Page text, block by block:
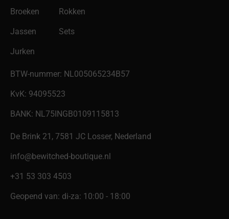
Broeken
Jassen
Jurken
Rokken
Sets
BTW-nummer: NL005065234B57
KvK: 94095523
BANK: NL75INGB0109115813
De Brink 21, 7581 JC Losser, Nederland
info@bewitched-boutique.nl
‎+31 53 303 4503
Geopend van: di-za: 10:00 - 18:00